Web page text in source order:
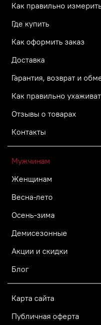
Как правильно
Где купить
Как оформить заказ
Доставка
Гарантия, возврат и
Как правильно
Отзывы о товарах
Контакты
Мужчинам
Женщинам
Весна-лето
Осень-зима
Демисезонные
Акции и скидки
Блог
Карта сайта
Публичная оферта